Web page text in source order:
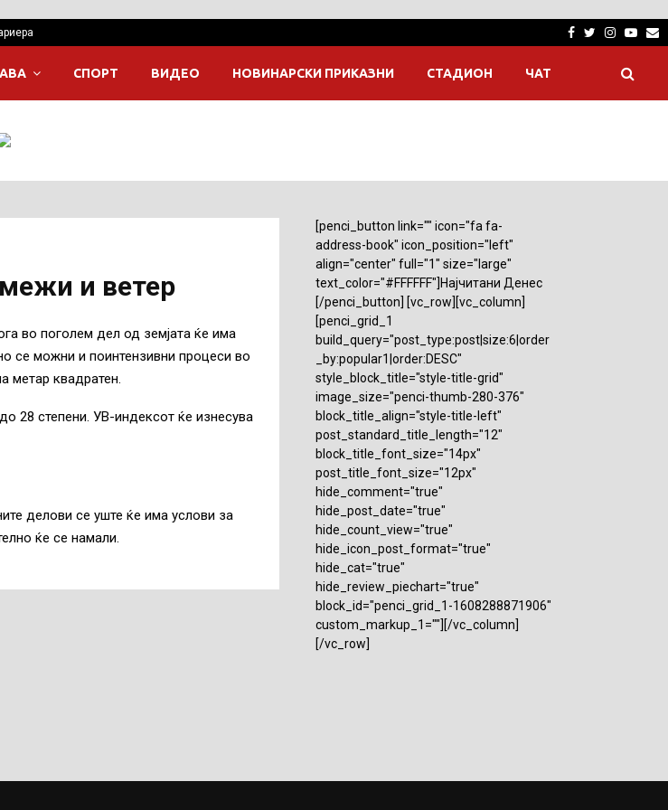
Facebook
Twitter
СПОРТ ВИДЕО НОВИНАРСКИ ПРИКАЗНИ СТАДИОН ЧАТ
и ветер
во поголем дел од земјата ќе има
се можни и поинтензивни процеси во
метар квадратен.
28 степени. УВ-индексот ќе изнесува
делови се уште ќе има услови за
ќе се намали.
[penci_button link="" icon="fa fa-
address-book" icon_position="left"
align="center" full="1" size="large"
text_color="#FFFFFF"]Најчитани Денес
[/penci_button] [vc_row][vc_column]
[penci_grid_1
build_query="post_type:post|size:6|order
_by:popular1|order:DESC"
style_block_title="style-title-grid"
image_size="penci-thumb-280-376"
block_title_align="style-title-left"
post_standard_title_length="12"
block_title_font_size="14px"
post_title_font_size="12px"
hide_comment="true"
hide_post_date="true"
hide_count_view="true"
hide_icon_post_format="true"
hide_cat="true"
hide_review_piechart="true"
block_id="penci_grid_1-1608288871906"
custom_markup_1=""][/vc_column]
[/vc_row]